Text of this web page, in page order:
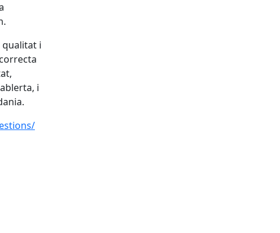
qualitat i
i